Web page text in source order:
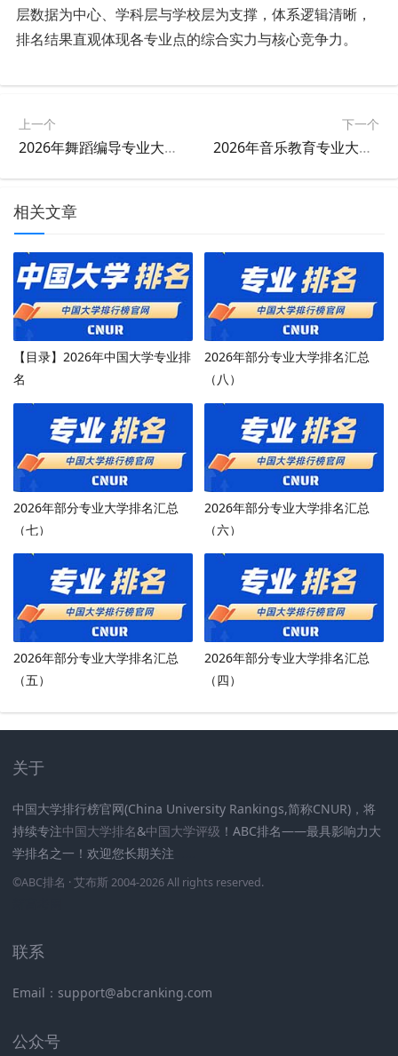
层数据为中心、学科层与学校层为支撑，体系逻辑清晰，
排名结果直观体现各专业点的综合实力与核心竞争力。
上一个
2026年舞蹈编导专业大学排名
下一个
2026年音乐教育专业大学排名
相关文章
【目录】2026年中国大学专业排
名
2026年部分专业大学排名汇总
（八）
2026年部分专业大学排名汇总
（七）
2026年部分专业大学排名汇总
（六）
2026年部分专业大学排名汇总
（五）
2026年部分专业大学排名汇总
（四）
关于
中国大学排行榜官网(China University Rankings,简称CNUR)，将
持续专注中国大学排名&中国大学评级 ！ABC排名——最具影响力大
学排名之一！欢迎您长期关注
©ABC排名 · 艾布斯 2004-2026 All rights reserved.
联系
Email：support@abcranking.com
公众号